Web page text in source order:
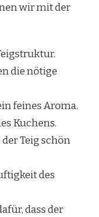
wir mit der
die nötige
feines Aroma.
Kuchens.
der Teig schön
des
dass der